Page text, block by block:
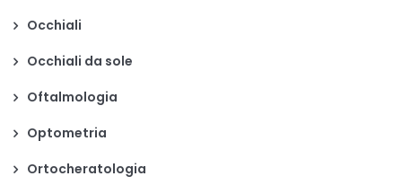
Occhiali
Occhiali da sole
Oftalmologia
Optometria
Ortocheratologia